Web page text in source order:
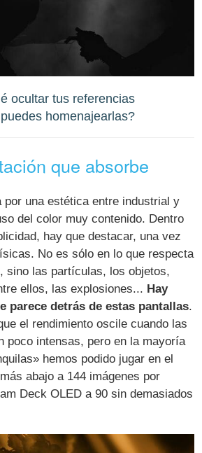
ocultar tus referencias
homenajearlas?
que absorbe
una estética entre industrial y
del color muy contenido. Dentro
hay que destacar, una vez
No es sólo en lo que respecta
sino las partículas, los objetos,
ellos, las explosiones... Hay
parece detrás de estas pantallas.
el rendimiento oscile cuando las
poco intensas, pero en la mayoría
hemos podido jugar en el
abajo a 144 imágenes por
Deck OLED a 90 sin demasiados